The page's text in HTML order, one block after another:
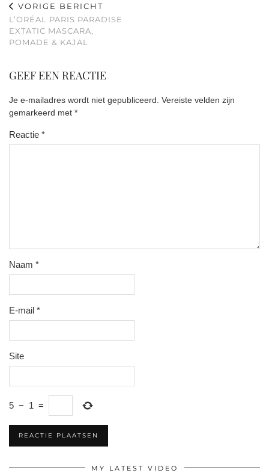
VORIGE BERICHT
L’ORÉAL PARIS PARADISE
EXTATIC MASCARA,
POMADE & KAJAL
GEEF EEN REACTIE
Je e-mailadres wordt niet gepubliceerd. Vereiste velden zijn
gemarkeerd met *
Reactie *
Naam *
E-mail *
Site
5 − 1 =
MY LATEST VIDEO